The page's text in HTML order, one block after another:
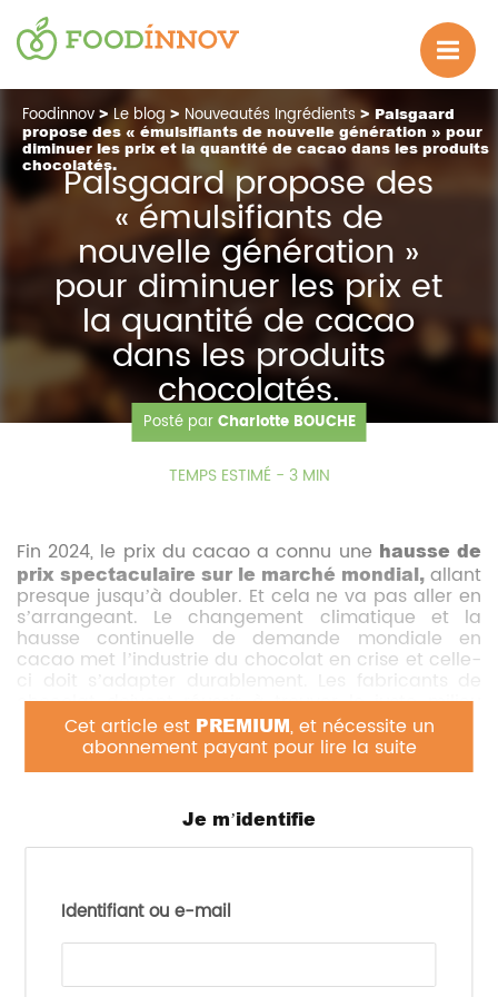
Foodinnov >Le blog > Nouveautés Ingrédients > Palsgaard
propose des « émulsifiants de nouvelle génération » pour
diminuer les prix et la quantité de cacao dans les produits
chocolatés.
Palsgaard propose des
« émulsifiants de
nouvelle génération »
pour diminuer les prix et
la quantité de cacao
dans les produits
chocolatés.
29.04.2025 815 Vue(s)
Posté parCharlotte BOUCHE
Cet article est PREMIUM, et nécessite un
abonnement payant pour lire la suite
Je m’identifie
Identifiant ou e-mail
TEMPS ESTIMÉ - 3 MIN
Fin 2024, le prix du cacao a connu une hausse de
prix spectaculaire sur le marché mondial, allant
presque jusqu’à doubler. Et cela ne va pas aller en
s’arrangeant. Le changement climatique et la
hausse continuelle de demande mondiale en
cacao met l’industrie du chocolat en crise et celle-
chocolat doivent réussir à trouver le juste milieu
entre accessibilité et qualité.
De plus, ils font aussi face à une demande
agro-alimentaire cherche donc de nouvelles
façons pour répondre à toutes ces contraintes.
émulsifiants de nouvelle génération
mondial du cacao en crise.
réduire